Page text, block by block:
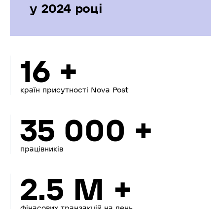
у 2024 році
16 +
країн присутності Nova Post
35 000 +
працівників
2.5 M +